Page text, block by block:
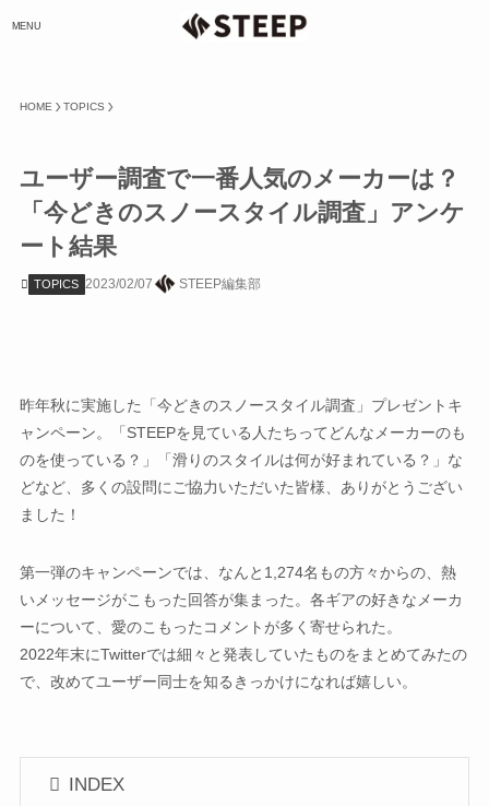
MENU
HOME TOPICS
ユーザー調査で一番人気のメーカーは？
「今どきのスノースタイル調査」アンケ
ート結果
TOPICS 2023/02/07 STEEP編集部
昨年秋に実施した「今どきのスノースタイル調査」プレゼントキ
ャンペーン。「STEEPを見ている人たちってどんなメーカーのも
のを使っている？」「滑りのスタイルは何が好まれている？」な
どなど、多くの設問にご協力いただいた皆様、ありがとうござい
ました！
第一弾のキャンペーンでは、なんと1,274名もの方々からの、熱
いメッセージがこもった回答が集まった。各ギアの好きなメーカ
ーについて、愛のこもったコメントが多く寄せられた。
2022年末にTwitterでは細々と発表していたものをまとめてみたの
で、改めてユーザー同士を知るきっかけになれば嬉しい。
INDEX